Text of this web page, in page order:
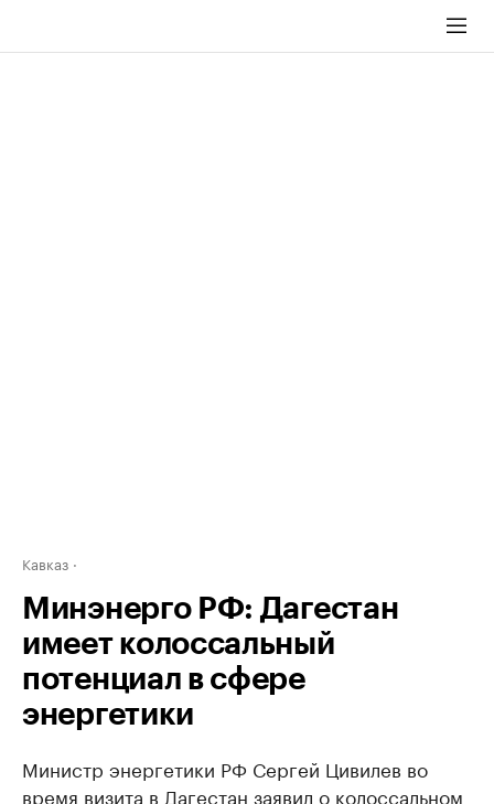
Кавказ
Минэнерго РФ: Дагестан
имеет колоссальный
потенциал в сфере
энергетики
Министр энергетики РФ Сергей Цивилев во
время визита в Дагестан заявил о колоссальном